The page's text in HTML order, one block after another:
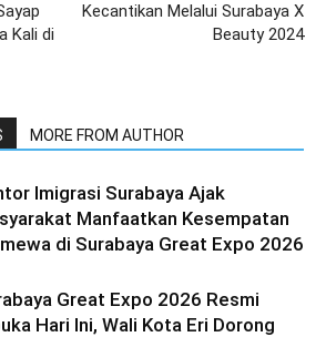
Kali di
Kecantikan Melalui Surabaya X
Beauty 2024
MORE FROM AUTHOR
Imigrasi Surabaya Ajak
Manfaatkan Kesempatan
di Surabaya Great Expo 2026
Great Expo 2026 Resmi
Hari Ini, Wali Kota Eri Dorong